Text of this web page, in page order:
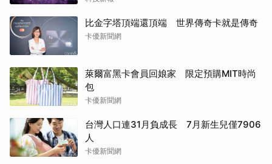
比金字塔頂端還頂端 世界傳奇卡就是傳奇
卡優新聞網
萊爾富黑卡會員回娘家 限定預購MIT時尚
包
卡優新聞網
台灣人口連31月負成長 7月新生兒僅7906
人
卡優新聞網